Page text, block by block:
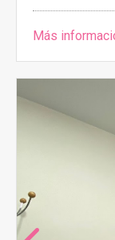
Más